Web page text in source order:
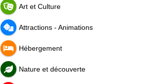
Art et Culture
Attractions - Animations
Hébergement
Nature et découverte